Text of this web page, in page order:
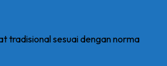
tradisional sesuai dengan norma